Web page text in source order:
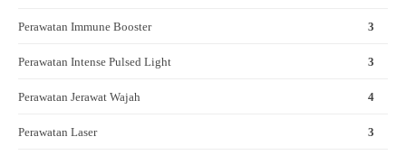
Perawatan Immune Booster 3
Perawatan Intense Pulsed Light 3
Perawatan Jerawat Wajah 4
Perawatan Laser 3